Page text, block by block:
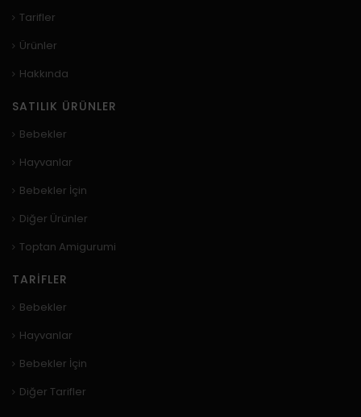
Tarifler
Ürünler
Hakkında
SATILIK ÜRÜNLER
Bebekler
Hayvanlar
Bebekler İçin
Diğer Ürünler
Toptan Amigurumi
TARIFLER
Bebekler
Hayvanlar
Bebekler İçin
Diğer Tarifler